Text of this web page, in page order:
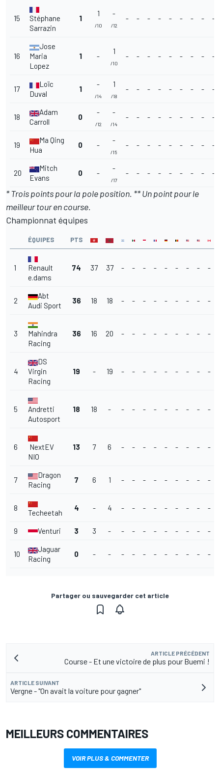
15
Stéphane
Sarrazin
1
1
/10
-
/12
- - - - - - - - -
16
Jose
Maria
Lopez
1 -
1
/10
- - - - - - - - -
17
Loïc
Duval
1
-
/14
1
/18
- - - - - - - - -
18
Adam
Carroll
0
-
/12
-
/14
- - - - - - - - -
19
Ma Qing
Hua
0 -
-
/15
- - - - - - - - -
20
Mitch
Evans
0 -
-
/17
- - - - - - - - -
* Trois points pour la pole position. ** Un point pour le
meilleur tour en course.
Championnat équipes
ÉQUIPES PTS
1
Renault
e.dams
74 37 37 - - - - - - - - -
2
Abt
Audi Sport
36 18 18 - - - - - - - - -
3
Mahindra
Racing
36 16 20 - - - - - - - - -
4
DS
Virgin
Racing
19 - 19 - - - - - - - - -
5
Andretti
Autosport
18 18 - - - - - - - - - -
6
NextEV
NIO
13 7 6 - - - - - - - - -
7
Dragon
Racing
7 6 1 - - - - - - - - -
8
Techeetah
4 - 4 - - - - - - - - -
9 Venturi 3 3 - - - - - - - - - -
10
Jaguar
Racing
0 - - - - - - - - - - -
Partager ou sauvegarder cet article
ARTICLE PRÉCÉDENT
Course - Et une victoire de plus pour Buemi !
ARTICLE SUIVANT
Vergne - "On avait la voiture pour gagner"
MEILLEURS COMMENTAIRES
VOIR PLUS & COMMENTER